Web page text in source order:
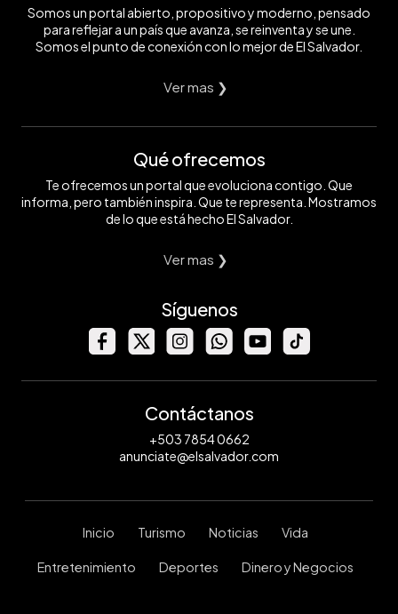
Somos un portal abierto, propositivo y moderno, pensado
para reflejar a un país que avanza, se reinventa y se une.
Somos el punto de conexión con lo mejor de El Salvador.
Ver mas ❯
Qué ofrecemos
Te ofrecemos un portal que evoluciona contigo. Que
informa, pero también inspira. Que te representa. Mostramos
de lo que está hecho El Salvador.
Ver mas ❯
Síguenos
Contáctanos
+503 7854 0662
anunciate@elsalvador.com
Inicio Turismo Noticias Vida
Entretenimiento Deportes Dinero y Negocios